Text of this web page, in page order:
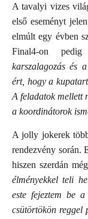
A tavalyi vizes
első eseményt
elmúlt egy évben
Final4-on
karszalagozás és
ért, hogy a
A feladatok mellett
a koordinátorok
A jolly jokerek
rendezvény során.
hiszen szerdán
élményekkel teli
este fejeztem be
csütörtökön reggel